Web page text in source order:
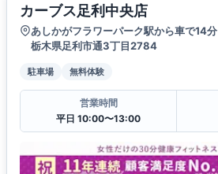
カーブス足利中央店
あしかがフラワーパーク駅から車で14分
栃木県足利市通3丁目2784
駐車場 無料体験
営業時間
平日 10:00〜13:00